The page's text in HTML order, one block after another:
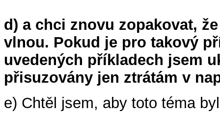
d) a chci znovu zopakovat,
vlnou. Pokud je pro takový
uvedených příkladech jsem
přisuzovány jen ztrátám v
e) Chtěl jsem, aby toto téma